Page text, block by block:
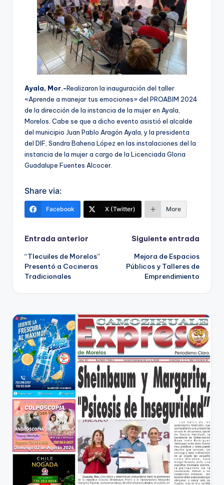
Ayala, Mor.-Realizaron la inauguración del taller
«Aprende a manejar tus emociones» del PROABIM 2024
de la dirección de la instancia de la mujer en Ayala,
Morelos. Cabe se que a dicho evento asistió el alcalde
del municipio Juan Pablo Aragón Ayala, y la presidenta
del DIF, Sandra Bahena López en las instalaciones del la
instancia de la mujer a cargo de la Licenciada Gloria
Guadalupe Fuentes Alcocer.
Share via:
Facebook X (Twitter) More
Navegación
de
entradas
Entrada anterior
“Tlecuiles de Morelos”
Presentó a Cocineras
Tradicionales
Siguiente entrada
Mejora de Espacios
Públicos y Talleres de
Emprendimiento